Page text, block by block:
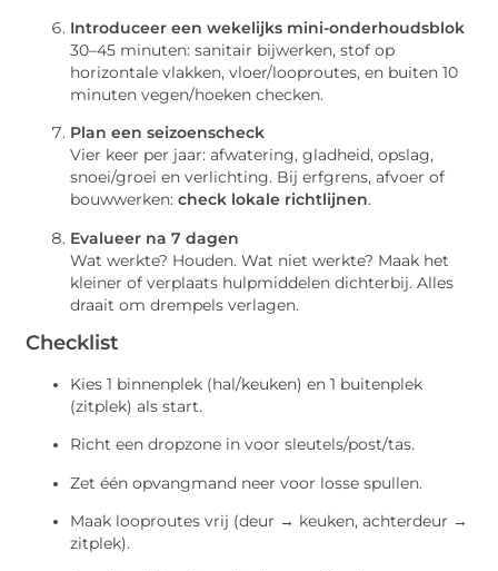
Introduceer een wekelijks mini-onderhoudsblok
30–45 minuten: sanitair bijwerken, stof op
horizontale vlakken, vloer/looproutes, en buiten 10
minuten vegen/hoeken checken.
Plan een seizoenscheck
Vier keer per jaar: afwatering, gladheid, opslag,
snoei/groei en verlichting. Bij erfgrens, afvoer of
bouwwerken:check lokale richtlijnen.
Evalueer na 7 dagen
Wat werkte? Houden. Wat niet werkte? Maak het
kleiner of verplaats hulpmiddelen dichterbij. Alles
draait om drempels verlagen.
Checklist
Kies 1 binnenplek (hal/keuken) en 1 buitenplek
(zitplek) als start.
Richt een dropzone in voor sleutels/post/tas.
Zet één opvangmand neer voor losse spullen.
Maak looproutes vrij (deur → keuken, achterdeur →
zitplek).